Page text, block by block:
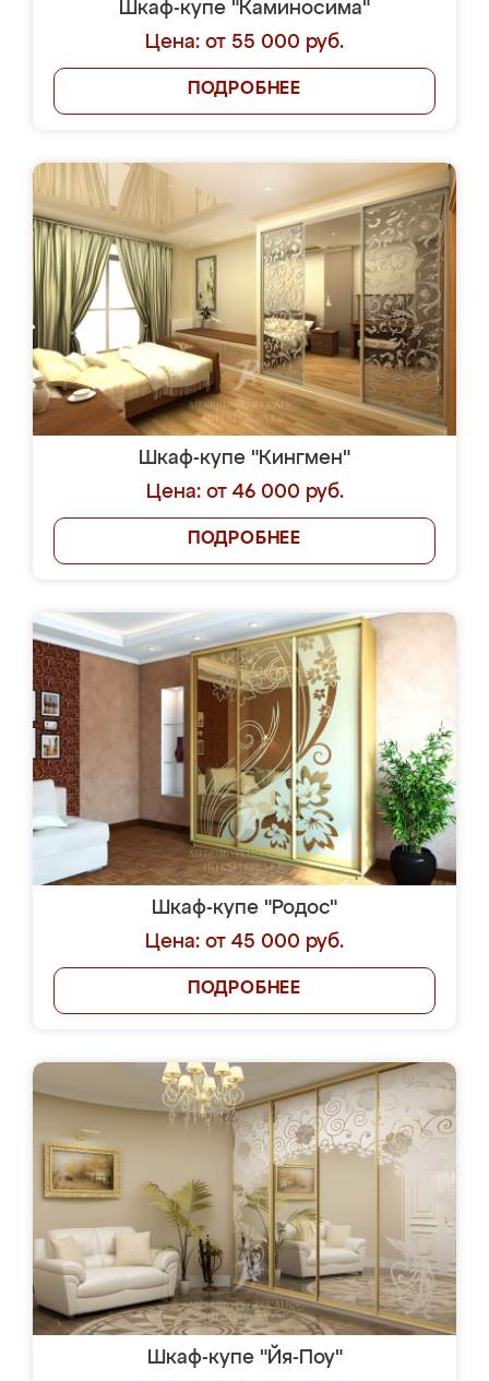
Шкаф-купе "Каминосима"
Цена: от 55 000 руб.
ПОДРОБНЕЕ
Шкаф-купе "Кингмен"
Цена: от 46 000 руб.
ПОДРОБНЕЕ
Шкаф-купе "Родос"
Цена: от 45 000 руб.
ПОДРОБНЕЕ
Шкаф-купе "Йя-Поу"